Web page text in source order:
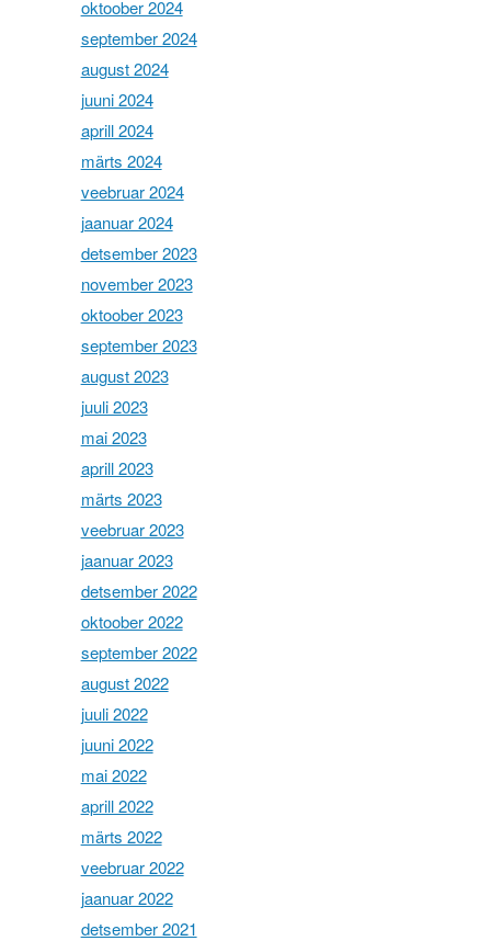
oktoober 2024
september 2024
august 2024
juuni 2024
aprill 2024
märts 2024
veebruar 2024
jaanuar 2024
detsember 2023
november 2023
oktoober 2023
september 2023
august 2023
juuli 2023
mai 2023
aprill 2023
märts 2023
veebruar 2023
jaanuar 2023
detsember 2022
oktoober 2022
september 2022
august 2022
juuli 2022
juuni 2022
mai 2022
aprill 2022
märts 2022
veebruar 2022
jaanuar 2022
detsember 2021